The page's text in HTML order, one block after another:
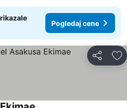
Pogledaj cene
Deli